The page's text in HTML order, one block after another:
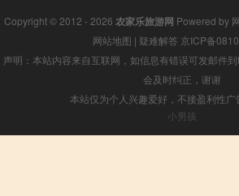
Copyright © 2012 - 2026 农家乐旅游网 Powered by
网站地图 | 疑难解答 京ICP备
声明：本站内容来自互联网，如信息有错误可发邮件
会及时纠正，谢谢
本站仅为个人兴趣爱好，不接盈利性广
小男孩